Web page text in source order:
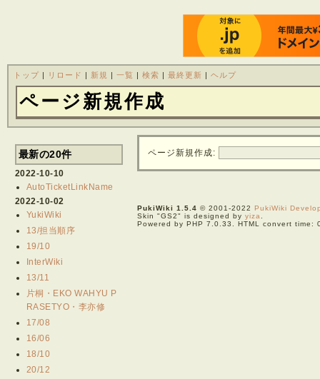
トップ | リロード | 新規 | 一覧 | 検索 | 最終更新 | ヘルプ
ページ新規作成
最新の20件
2022-10-10
AutoTicketLinkName
2022-10-02
YukiWiki
13/担当順序
19/10
InterWiki
13/11
片桐・EKO WAHYU P
RASETYO・李亦修
17/08
16/06
18/10
20/12
ページ新規作成:
PukiWiki 1.5.4 © 2001-2022 PukiWiki
Skin "GS2" is designed byyiza
Powered by PHP 7.0.33. HTML convert time: